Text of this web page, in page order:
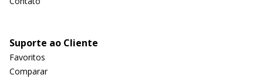
Suporte ao Cliente
Favoritos
Comparar